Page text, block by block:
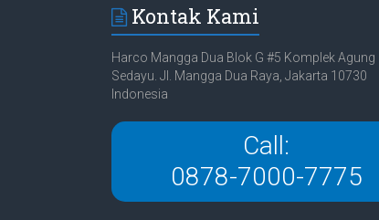
Kontak Kami
Harco Mangga Dua Blok G #5 Komplek Agung
Sedayu. Jl. Mangga Dua Raya, Jakarta 10730
Indonesia
Call:
0878-7000-7775